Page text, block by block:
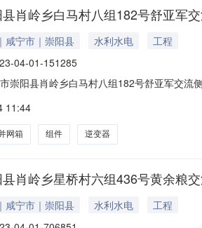
肖岭乡白马村八组182号舒亚军
咸宁市｜崇阳县 水利水电
工程
04-01-151285
崇阳县肖岭乡白马村八组182号舒亚军交流
151285项目单位:湖北省恒晖崇光伏科技
11:44
网箱 组件 逆变器
肖岭乡星桥村六组436号黄余粮
咸宁市｜崇阳县 水利水电
工程